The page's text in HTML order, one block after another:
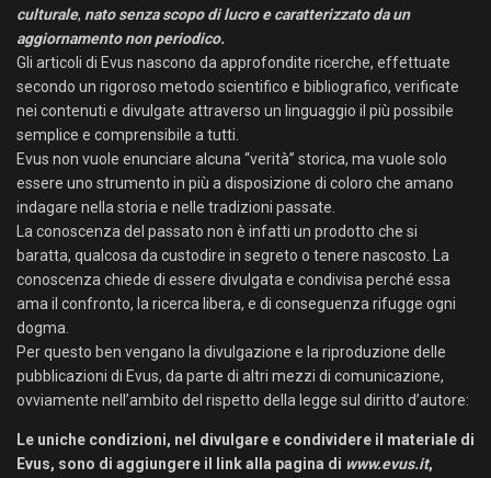
culturale, nato senza scopo di lucro e caratterizzato da un
aggiornamento non periodico.
Gli articoli di Evus nascono da approfondite ricerche, effettuate
secondo un rigoroso metodo scientifico e bibliografico, verificate
nei contenuti e divulgate attraverso un linguaggio il più possibile
semplice e comprensibile a tutti.
Evus non vuole enunciare alcuna “verità” storica, ma vuole solo
essere uno strumento in più a disposizione di coloro che amano
indagare nella storia e nelle tradizioni passate.
La conoscenza del passato non è infatti un prodotto che si
baratta, qualcosa da custodire in segreto o tenere nascosto. La
conoscenza chiede di essere divulgata e condivisa perché essa
ama il confronto, la ricerca libera, e di conseguenza rifugge ogni
dogma.
Per questo ben vengano la divulgazione e la riproduzione delle
pubblicazioni di Evus, da parte di altri mezzi di comunicazione,
ovviamente nell’ambito del rispetto della legge sul diritto d’autore:
Le uniche condizioni, nel divulgare e condividere il materiale di
Evus, sono di aggiungere il link alla pagina di www.evus.it,